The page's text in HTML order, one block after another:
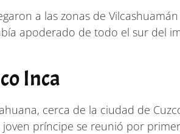
a las zonas de
apoderado de todo el sur del
Inca
cerca de la ciudad de
príncipe se reunió por